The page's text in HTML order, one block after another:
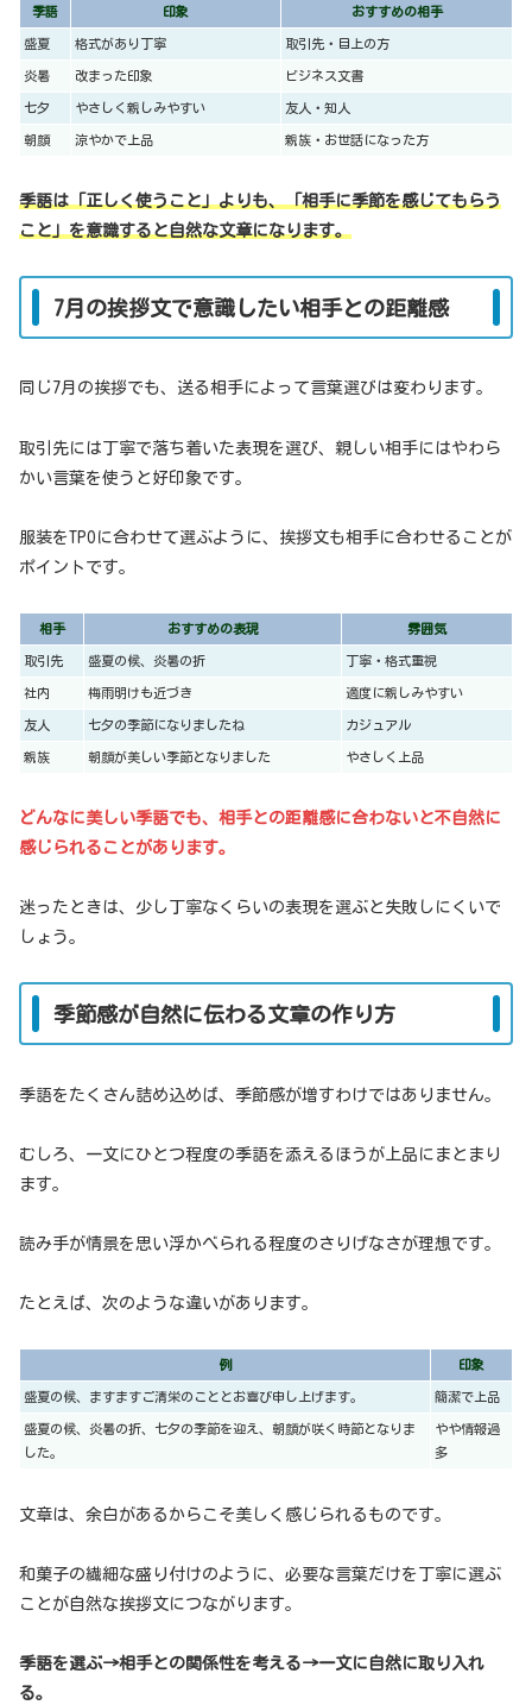
季語 印象 おすすめの相手
盛夏 格式があり丁寧 取引先・目上の方
炎暑 改まった印象 ビジネス文書
七夕 やさしく親しみやすい 友人・知人
朝顔 涼やかで上品 親族・お世話になった方
季語は「正しく使うこと」よりも、「相手に季節を感じてもらう
こと」を意識すると自然な文章になります。
7月の挨拶文で意識したい相手との距離感
同じ7月の挨拶でも、送る相手によって言葉選びは変わります。
取引先には丁寧で落ち着いた表現を選び、親しい相手にはやわら
かい言葉を使うと好印象です。
服装をTPOに合わせて選ぶように、挨拶文も相手に合わせることが
ポイントです。
相手 おすすめの表現 雰囲気
取引先 盛夏の候、炎暑の折 丁寧・格式重視
社内 梅雨明けも近づき 適度に親しみやすい
友人 七夕の季節になりましたね カジュアル
親族 朝顔が美しい季節となりました やさしく上品
どんなに美しい季語でも、相手との距離感に合わないと不自然に
感じられることがあります。
迷ったときは、少し丁寧なくらいの表現を選ぶと失敗しにくいで
しょう。
季節感が自然に伝わる文章の作り方
季語をたくさん詰め込めば、季節感が増すわけではありません。
むしろ、一文にひとつ程度の季語を添えるほうが上品にまとまり
ます。
読み手が情景を思い浮かべられる程度のさりげなさが理想です。
たとえば、次のような違いがあります。
例 印象
盛夏の候、ますますご清栄のこととお喜び申し上げます。 簡潔で上品
盛夏の候、炎暑の折、七夕の季節を迎え、朝顔が咲く時節となりま
した。
やや情報過
多
文章は、余白があるからこそ美しく感じられるものです。
和菓子の繊細な盛り付けのように、必要な言葉だけを丁寧に選ぶ
ことが自然な挨拶文につながります。
季語を選ぶ→相手との関係性を考える→一文に自然に取り入れ
る。